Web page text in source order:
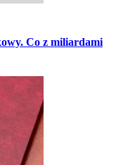
Co z miliardami